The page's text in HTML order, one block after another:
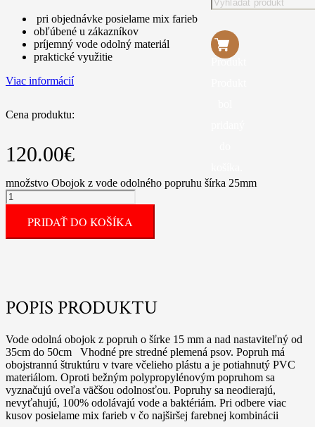
Produkt
pri objednávke posielame mix farieb
obľúbené u zákazníkov
príjemný vode odolný materiál
praktické využitie
Viac informácií
Cena produktu:
120.00€
množstvo Obojok z vode odolného popruhu šírka 25mm
PRIDAŤ DO KOŠÍKA
POPIS PRODUKTU
Vode odolná obojok z popruh o šírke 15 mm a nad nastaviteľný od
35cm do 50cm Vhodné pre stredné plemená psov. Popruh má
obojstrannú štruktúru v tvare včelieho plástu a je potiahnutý PVC
materiálom. Oproti bežným polypropylénovým popruhom sa
vyznačujú oveľa väčšou odolnosťou. Popruhy sa neodierajú,
nevyťahujú, 100% odolávajú vode a baktériám. Pri odbere viac
kusov posielame mix farieb v čo najširšej farebnej kombinácii